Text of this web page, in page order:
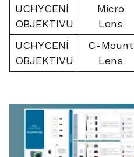
UCHYCENÍ
OBJEKTIVU
Micro
Lens
UCHYCENÍ
OBJEKTIVU
C-Mount
Lens